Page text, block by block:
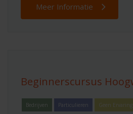
Meer Informatie
Beginnerscursus
Bedrijven Particulieren Geen Ervaring